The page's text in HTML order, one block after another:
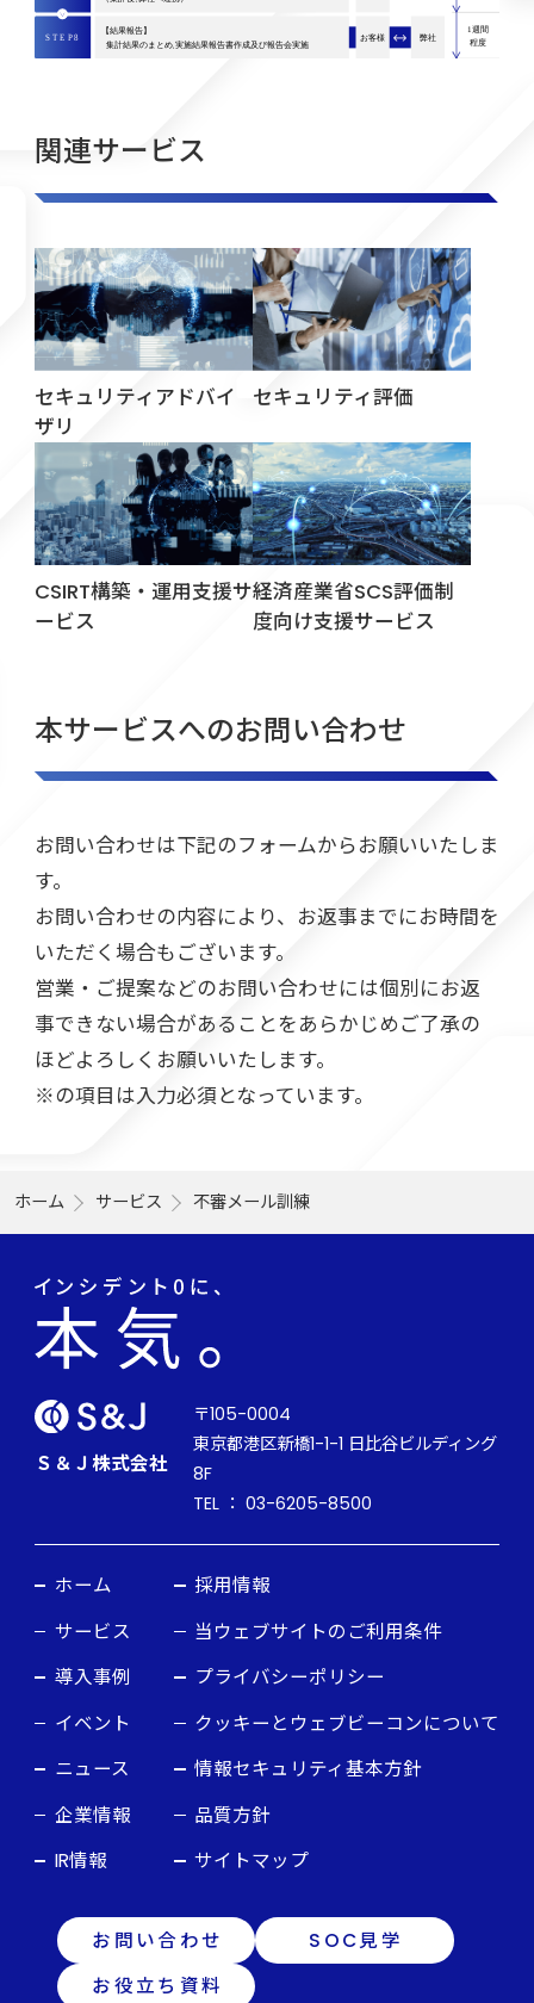
関連サービス
セキュリティアドバイ
ザリ
セキュリティ評価
CSIRT構築・運用支援サ
ービス
経済産業省SCS評価制
度向け支援サービス
本サービスへのお問い合わせ
お問い合わせは下記のフォームからお願いいたしま
す。
お問い合わせの内容により、お返事までにお時間を
いただく場合もございます。
営業・ご提案などのお問い合わせには個別にお返
事できない場合があることをあらかじめご了承の
ほどよろしくお願いいたします。
※の項目は入力必須となっています。
ホーム サービス 不審メール訓練
Ｓ＆Ｊ株式会社
〒105-0004
東京都港区新橋1-1-1 日比谷ビルディング
8F
TEL ： 03-6205-8500
ホーム
サービス
導入事例
イベント
ニュース
企業情報
IR情報
採用情報
当ウェブサイトのご利用条件
プライバシーポリシー
クッキーとウェブビーコンについて
情報セキュリティ基本方針
品質方針
サイトマップ
お問い合わせ
SOC見学
お役立ち資料